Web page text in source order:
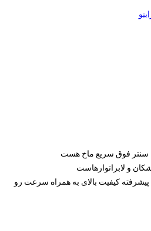
سنتر فوق سریع ماخ هست
و لابراتوارهاست
کیفیت بالای به همراه سرعت رو